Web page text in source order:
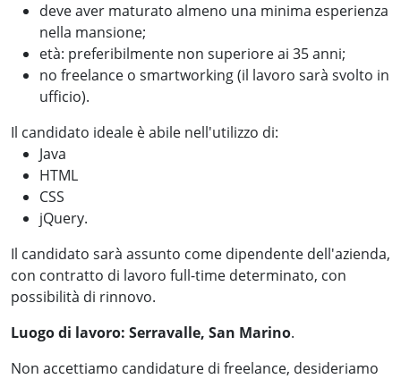
deve aver maturato almeno una minima esperienza
nella mansione;
età: preferibilmente non superiore ai 35 anni;
no freelance o smartworking (il lavoro sarà svolto in
ufficio).
Il candidato ideale è abile nell'utilizzo di:
Java
HTML
CSS
jQuery.
Il candidato sarà assunto come dipendente dell'azienda,
con contratto di lavoro full-time determinato, con
possibilità di rinnovo.
Luogo di lavoro: Serravalle, San Marino.
Non accettiamo candidature di freelance, desideriamo